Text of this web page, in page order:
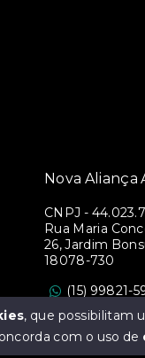
Nova Aliança
CNPJ -
Rua Maria
26, Jardim
18078-730
(15) 99821-
, que possibilitam
com o uso de